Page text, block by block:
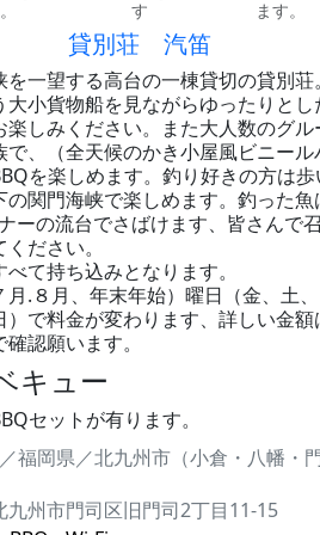
す
ます。
貸別荘 汽笛
一望する高台の一棟貸切の貸別荘。
大小貨物船を見ながらゆったりとし
楽しみください。また大人数のグル
で、（全天候のかき小屋風ビニール
を楽しめます。釣り好きの方は歩
の関門海峡で楽しめます。釣った魚
ーの流台でさばけます、皆さんで
ださい。
て持ち込みとなります。
.８月、年末年始）曜日（金、土、
）で料金が変わります、詳しい金額
確認願います。
キュー
セットが有ります。
福岡県／北九州市（小倉・八幡・
九州市門司区旧門司2丁目11-15